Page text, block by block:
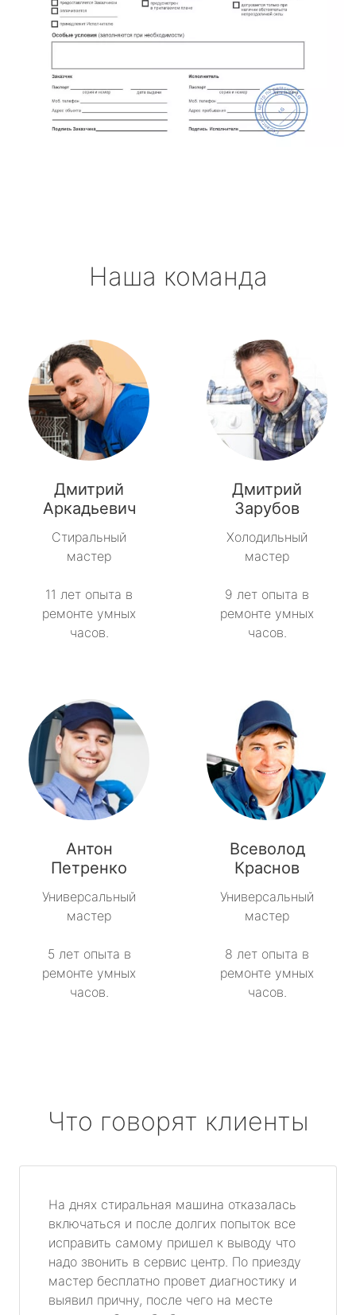
Наша команда
Дмитрий
Аркадьевич
Стиральный
мастер
11 лет опыта в
ремонте умных
часов.
Дмитрий
Зарубов
Холодильный
мастер
9 лет опыта в
ремонте умных
часов.
Антон
Петренко
Универсальный
мастер
5 лет опыта в
ремонте умных
часов.
Всеволод
Краснов
Универсальный
мастер
8 лет опыта в
ремонте умных
часов.
Что говорят клиенты
На днях стиральная машина отказалась
включаться и после долгих попыток все
исправить самому пришел к выводу что
надо звонить в сервис центр. По приезду
мастер бесплатно провет диагностику и
выявил причну, после чего на месте